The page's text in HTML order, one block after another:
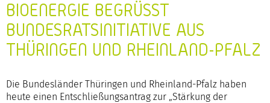
BIOENERGIE BEGRÜSST B
UNDESRATSINITIATIVE AUS T
HÜRINGEN UND RHEINLAND-PFALZ
Die Bundesländer Thüringen und Rheinland-Pfalz haben
heute einen Entschließungsantrag zur „Stärkung der